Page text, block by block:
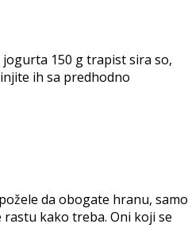
150 g trapist sira so,
ih sa predhodno
da obogate hranu, samo
kako treba. Oni koji se